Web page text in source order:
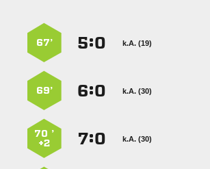
k.A. (19)
:
67’
k.A. (30)
:
69’
k.A. (30)
:
70 ’
+2